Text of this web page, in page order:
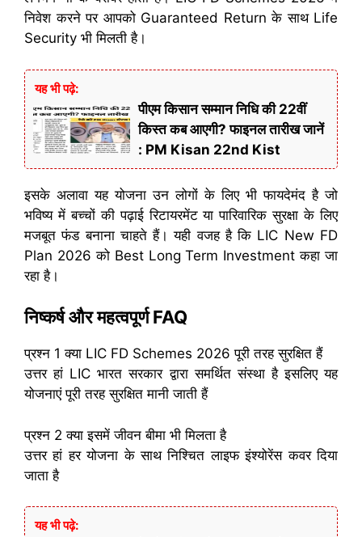
निवेश करने पर आपको Guaranteed Return के साथ Life
Security भी मिलती है।
यह भी पढ़े:
पीएम किसान सम्मान निधि की 22वीं
किस्त कब आएगी? फाइनल तारीख जानें
: PM Kisan 22nd Kist
इसके अलावा यह योजना उन लोगों के लिए भी फायदेमंद है जो
भविष्य में बच्चों की पढ़ाई रिटायरमेंट या पारिवारिक सुरक्षा के लिए
मजबूत फंड बनाना चाहते हैं। यही वजह है कि LIC New FD
Plan 2026 को Best Long Term Investment कहा जा
रहा है।
निष्कर्ष और महत्वपूर्ण FAQ
प्रश्न 1 क्या LIC FD Schemes 2026 पूरी तरह सुरक्षित हैं
उत्तर हां LIC भारत सरकार द्वारा समर्थित संस्था है इसलिए यह
योजनाएं पूरी तरह सुरक्षित मानी जाती हैं
प्रश्न 2 क्या इसमें जीवन बीमा भी मिलता है
उत्तर हां हर योजना के साथ निश्चित लाइफ इंश्योरेंस कवर दिया
जाता है
यह भी पढ़े: